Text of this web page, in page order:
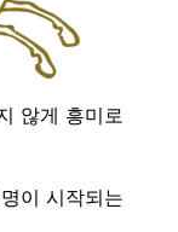
않게 흥미로
이 시작되는